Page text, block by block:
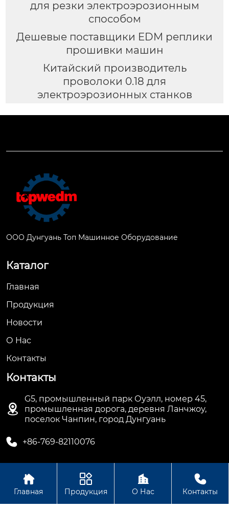
для резки электроэрозионным
способом
Дешевые поставщики EDM реплики
прошивки машин
Китайский производитель
проволоки 0.18 для
электроэрозионных станков
ООО Дунгуань Топ Машинное Оборудование
Каталог
Главная
Продукция
Новости
О Hас
Контакты
Контакты

G5, промышленный парк Оуэлл, номер 45,
промышленная дорога, деревня Ланчжоу,
поселок Чанпин, город Дунгуань
 +86-769-82110076
Авторское право©ООО Дунгуань Топ Машинное
Оборудование

Главная

Продукция

О Нас

Контакты